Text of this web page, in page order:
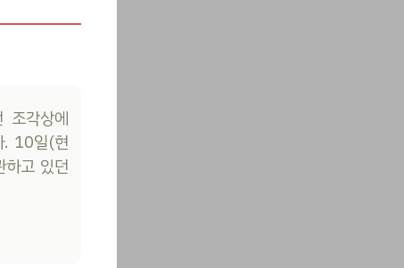
조각상에
. 10일(현
고 있던